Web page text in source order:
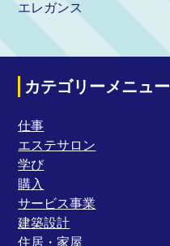
エレガンス
カテゴリーメニュー
仕事
エステサロン
学び
購入
サービス事業
建築設計
住居・家屋